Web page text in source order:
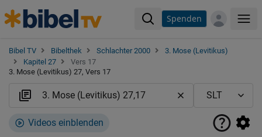
Spenden
Bibel TV Bibelthek Schlachter 2000
3. Mose (Levitikus)
Kapitel 27
Vers 17
3. Mose (Levitikus) 27, Vers 17
Videos einblenden